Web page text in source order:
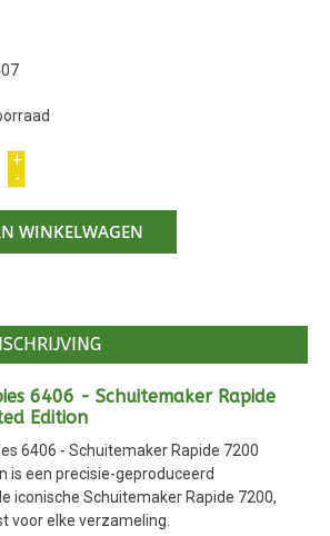
+
-
WINKELWAGEN
6406 - Schuitemaker Rapide
Edition
6406 - Schuitemaker Rapide 7200
is een precisie-geproduceerd
iconische Schuitemaker Rapide 7200,
voor elke verzameling.